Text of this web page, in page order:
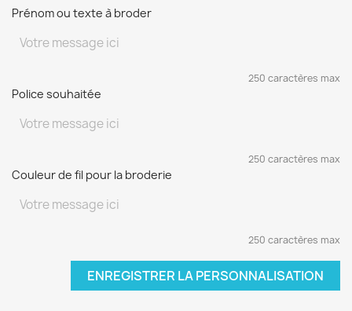
Prénom ou texte à broder
250 caractères max
Police souhaitée
250 caractères max
Couleur de fil pour la broderie
250 caractères max
ENREGISTRER LA PERSONNALISATION